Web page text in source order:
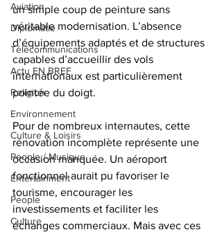
Aviation
Diplomatie
Télécommunications
Actu EN BREF
Religion
Environnement
Culture & Loisirs
People / Musique
Entertainment
People
Culture
un simple coup de peinture sans
véritable modernisation. L’absence
d’équipements adaptés et de structures
capables d’accueillir des vols
internationaux est particulièrement
pointée du doigt.
Pour de nombreux internautes, cette
rénovation incomplète représente une
occasion manquée. Un aéroport
fonctionnel aurait pu favoriser le
tourisme, encourager les
investissements et faciliter les
échanges commerciaux. Mais avec ces